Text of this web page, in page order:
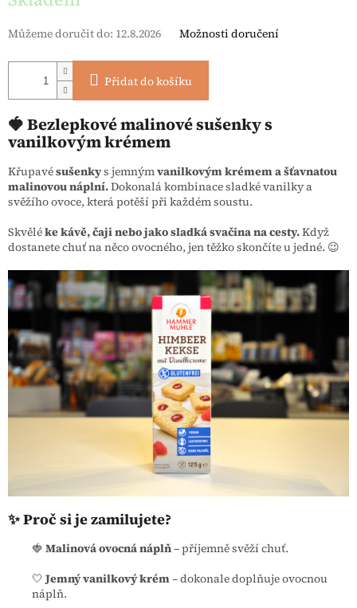
Můžeme doručit do: 12.8.2026 Možnosti doručení
Přidat do košíku
🍓 Bezlepkové malinové sušenky s
vanilkovým krémem
Křupavésušenkys jemnýmvanilkovým krémem a šťavnatou
malinovou náplní.Dokonalá kombinace sladké vanilky a
svěžího ovoce, která potěší při každém soustu.
Skvěléke kávě, čaji nebo jako sladká svačina na cesty.Když
dostanete chuť na něco ovocného, jen těžko skončíte u jedné. 😉
✨ Proč si je zamilujete?
🍓 Malinová ovocná náplň– příjemně svěží chuť.
🤍Jemný vanilkový krém– dokonale doplňuje ovocnou
náplň.